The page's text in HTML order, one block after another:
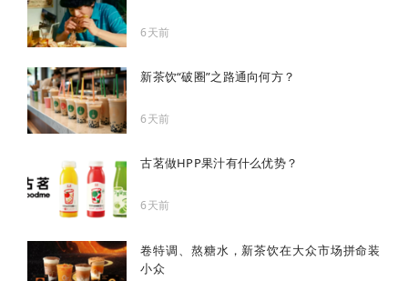
6天前
新茶饮“破圈”之路通向何方？
6天前
古茗做HPP果汁有什么优势？
6天前
卷特调、熬糖水，新茶饮在大众市场拼命装
小众